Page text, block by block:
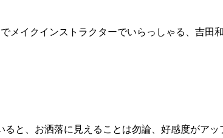
メイクインストラクターでいらっしゃる、吉
と、お洒落に見えることは勿論、好感度がア